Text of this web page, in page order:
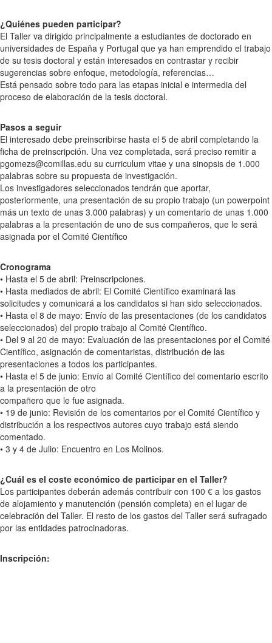
¿Quiénes pueden participar?
El Taller va dirigido principalmente a estudiantes de doctorado en
universidades de España y Portugal que ya han emprendido el trabajo
de su tesis doctoral y están interesados en contrastar y recibir
sugerencias sobre enfoque, metodología, referencias…
Está pensado sobre todo para las etapas inicial e intermedia del
proceso de elaboración de la tesis doctoral.
Pasos a seguir
El interesado debe preinscribirse hasta el 5 de abril completando la
ficha de preinscripción. Una vez completada, será preciso remitir a
pgomezs@comillas.edu su curriculum vitae y una sinopsis de 1.000
palabras sobre su propuesta de investigación.
Los investigadores seleccionados tendrán que aportar,
posteriormente, una presentación de su propio trabajo (un powerpoint
más un texto de unas 3.000 palabras) y un comentario de unas 1.000
palabras a la presentación de uno de sus compañeros, que le será
asignada por el Comité Científico
Cronograma
• Hasta el 5 de abril: Preinscripciones.
• Hasta mediados de abril: El Comité Científico examinará las
solicitudes y comunicará a los candidatos si han sido seleccionados.
• Hasta el 8 de mayo: Envío de las presentaciones (de los candidatos
seleccionados) del propio trabajo al Comité Científico.
• Del 9 al 20 de mayo: Evaluación de las presentaciones por el Comité
Científico, asignación de comentaristas, distribución de las
presentaciones a todos los participantes.
• Hasta el 5 de junio: Envío al Comité Científico del comentario escrito
a la presentación de otro
compañero que le fue asignada.
• 19 de junio: Revisión de los comentarios por el Comité Científico y
distribución a los respectivos autores cuyo trabajo está siendo
comentado.
• 3 y 4 de Julio: Encuentro en Los Molinos.
¿Cuál es el coste económico de participar en el Taller?
Los participantes deberán además contribuir con 100 € a los gastos
de alojamiento y manutención (pensión completa) en el lugar de
celebración del Taller. El resto de los gastos del Taller será sufragado
por las entidades patrocinadoras.
Inscripción: